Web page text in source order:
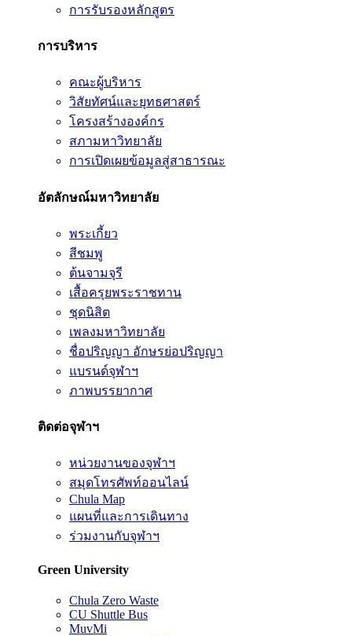
การรับรองหลักสูตร
การบริหาร
คณะผู้บริหาร
วิสัยทัศน์และยุทธศาสตร์
โครงสร้างองค์กร
สภามหาวิทยาลัย
การเปิดเผยข้อมูลสู่สาธารณะ
อัตลักษณ์มหาวิทยาลัย
พระเกี้ยว
สีชมพู
ต้นจามจุรี
เสื้อครุยพระราชทาน
ชุดนิสิต
เพลงมหาวิทยาลัย
ชื่อปริญญา อักษรย่อปริญญา
แบรนด์จุฬาฯ
ภาพบรรยากาศ
ติดต่อจุฬาฯ
หน่วยงานของจุฬาฯ
สมุดโทรศัพท์ออนไลน์
Chula Map
แผนที่และการเดินทาง
ร่วมงานกับจุฬาฯ
Green University
Chula Zero Waste
CU Shuttle Bus
MuvMi